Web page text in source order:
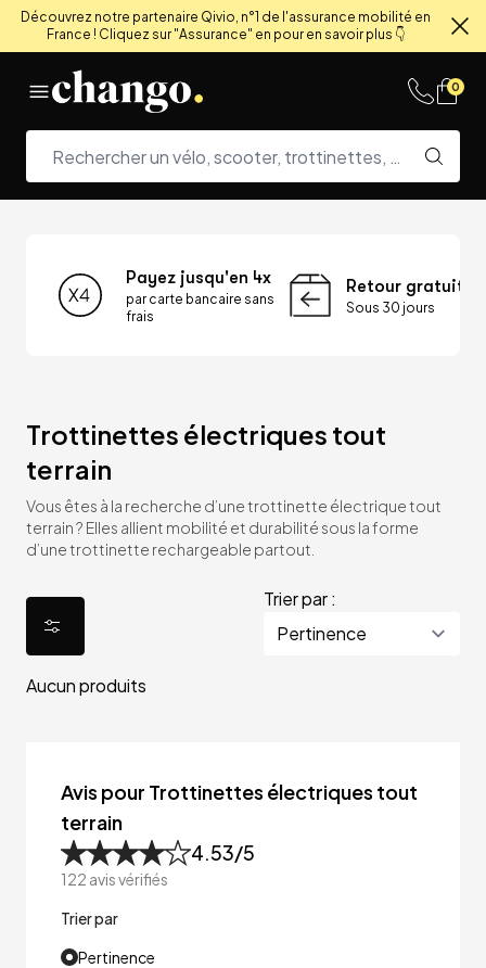
Découvrez notre partenaire Qivio, n°1 de l'assurance mobilité en
France ! Cliquez sur "Assurance" en pour en savoir plus 👇
0
Payez jusqu'en 4x
par carte bancaire sans
frais
Retour gratuit
Sous 30 jours
Trottinettes électriques tout
terrain
Vous êtes à la recherche d’une trottinette électrique tout
terrain ? Elles allient mobilité et durabilité sous la forme
d’une trottinette rechargeable partout.
Trier par :
Aucun produits
Avis pour Trottinettes électriques tout
terrain
4.53/5
122 avis vérifiés
Trier par
Pertinence